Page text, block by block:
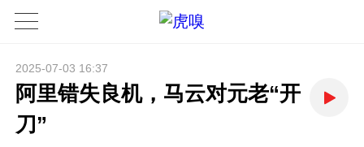
2025-07-03 16:37
阿里错失良机，马云对元老“开
刀”